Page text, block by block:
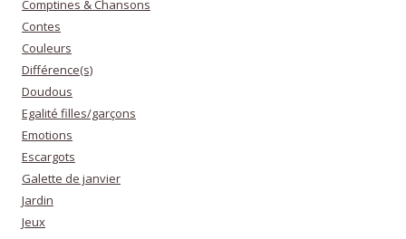
Comptines & Chansons
Contes
Couleurs
Différence(s)
Doudous
Egalité filles/garçons
Emotions
Escargots
Galette de janvier
Jardin
Jeux